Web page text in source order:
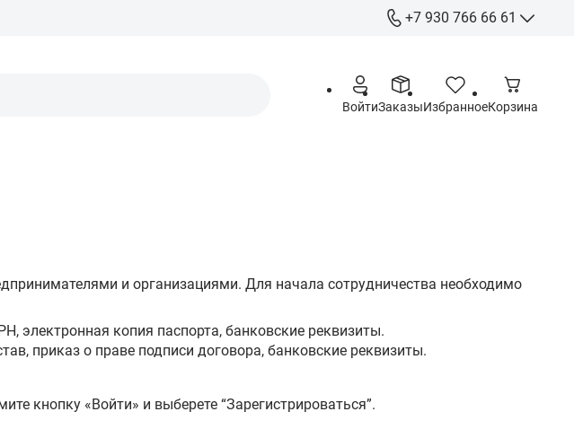
+7 930 766 66 61
Отдел продаж
+7 920 263 76 54
Сб: 09:00 - 15:00
ВойтиЗаказыИзбранноеКорзина
и организациями. Для начала сотрудничества необходимо
электронная копия паспорта, банковские реквизиты.
приказ о праве подписи договора, банковские реквизиты.
кнопку «Войти» и выберете “Зарегистрироваться”.